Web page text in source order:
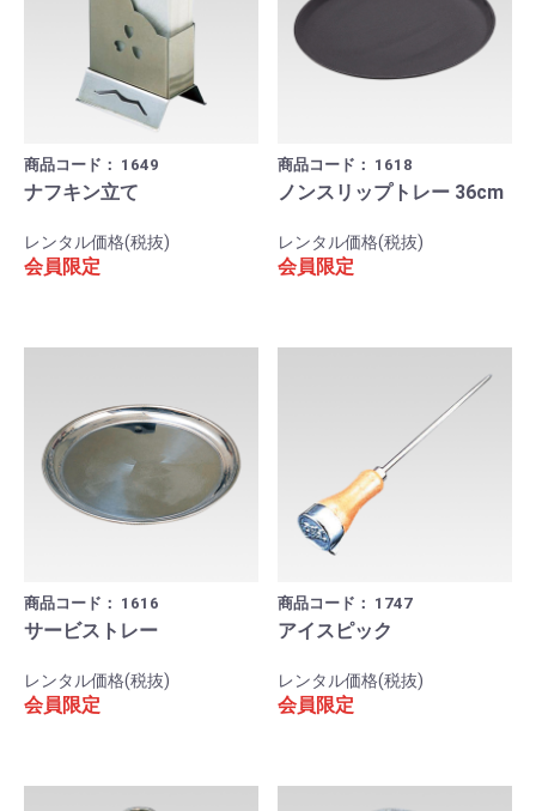
商品コード： 1649
ナフキン立て
レンタル価格(税抜)
会員限定
商品コード： 1618
ノンスリップトレー 36cm
レンタル価格(税抜)
会員限定
商品コード： 1616
サービストレー
レンタル価格(税抜)
会員限定
商品コード： 1747
アイスピック
レンタル価格(税抜)
会員限定